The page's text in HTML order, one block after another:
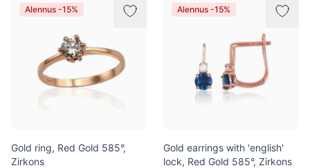
Alennus -15%
Gold ring, Red Gold 585°,
Zirkons
Alennus -15%
Gold earrings with 'english'
lock, Red Gold 585°, Zirkons